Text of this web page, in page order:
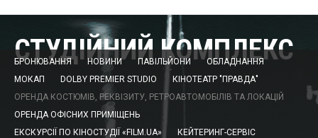
СТУДІЙНИЙ КОМПЛЕКС
БРОНЮВАННЯ НОВИНИ ПАВІЛЬЙОНИ
ОБЛАДНАННЯ
МОКАП
DOLBY PREMIER STUDIO
КІНОТЕАТР "ПРАВДА"
ОРЕНДА КОСТЮМІВ, РЕКВІЗИТУ, РЕТРОАВТОМОБІЛІВ ТА ЛОКАЦІЙ
ОРЕНДА ОФІСНИХ ПРИМІЩЕНЬ
ЕКСКУРСІЇ ПО КІНОСТУДІЇ «FILM.UA»
КЕЙТЕРИНГ-СЕРВІС